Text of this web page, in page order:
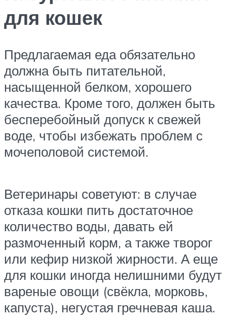
для кошек
Предлагаемая еда обязательно
должна быть питательной,
насыщенной белком, хорошего
качества. Кроме того, должен быть
бесперебойный допуск к свежей
воде, чтобы избежать проблем с
мочеполовой системой.
Ветеринары советуют: в случае
отказа кошки пить достаточное
количество воды, давать ей
размоченный корм, а также творог
или кефир низкой жирности. А еще
для кошки иногда нелишними будут
вареные овощи (свёкла, морковь,
капуста), негустая гречневая каша.